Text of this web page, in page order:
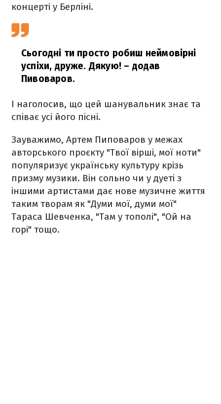
концерті у Берліні.
Сьогодні ти просто робиш неймовірні
успіхи, друже. Дякую! – додав
Пивоваров.
І наголосив, що цей шанувальник знає та
співає усі його пісні.
Зауважимо, Артем Пиповаров у межах
авторського проєкту "Твої вірші, мої ноти"
популяризує українську культуру крізь
призму музики. Він сольно чи у дуеті з
іншими артистами дає нове музичне життя
таким творам як "Думи мої, думи мої"
Тараса Шевченка, "Там у тополі", "Ой на
горі" тощо.